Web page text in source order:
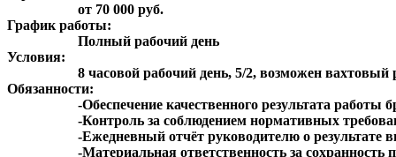
от 70 000 руб.
График работы:
Полный рабочий день
Условия:
8 часовой рабочий день, 5/2, возможен
Обязанности:
-Обеспечение качественного результата
-Контроль за соблюдением нормативных
-Ежедневный отчёт руководителю о результате
-Материальная ответственность за сохранность